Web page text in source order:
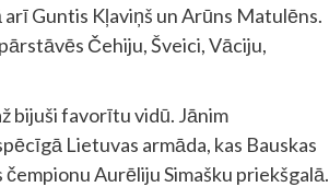
Guntis Kļaviņš un Arūns Matulēns.
Čehiju, Šveici, Vāciju,
bijuši favorītu vidū. Jānim
Lietuvas armāda, kas Bauskas
Aurēliju Simašku priekšgalā.